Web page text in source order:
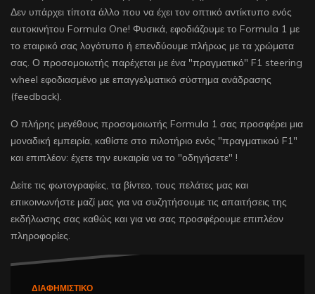
Δεν υπάρχει τίποτα άλλο που να έχει τον οπτικό αντίκτυπο ενός
αυτοκινήτου Formula One! Φυσικά, εφοδιάζουμε το Formula 1 με
το εταιρικό σας λογότυπο ή επενδύουμε πλήρως με τα χρώματα
σας. Ο προσομοιωτής παρέχεται με ένα "πραγματικό" F1 steering
wheel εφοδιασμένο με επαγγελματικό σύστημα ανάδρασης
(feedback).
Ο πλήρης μεγέθους προσομοιωτής Formula 1 σας προσφέρει μια
μοναδική εμπειρία, καθίστε στο πιλοτήριο ενός "πραγματικού F1"
και επιπλέον: έχετε την ευκαιρία να το "οδηγήσετε" !
Δείτε τις φωτογραφίες, τα βίντεο, τους πελάτες μας και
επικοινωνήστε μαζί μας για να συζητήσουμε τις απαιτήσεις της
εκδήλωσης σας καθώς και για να σας προσφέρουμε επιπλέον
πληροφορίες.
ΔΙΑΦΗΜΙΣΤΙΚΟ